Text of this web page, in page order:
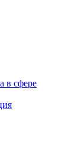
в сфере